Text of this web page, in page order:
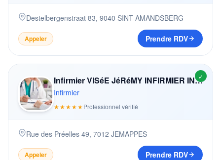
Destelbergenstraat 83, 9040 SINT-AMANDSBERG
Appeler Prendre RDV
✓
Infirmier VISéE JéRéMY INFIRMIER INDéPENDANT
Infirmier
★★★★★Professionnel vérifié
Rue des Préelles 49, 7012 JEMAPPES
Appeler Prendre RDV